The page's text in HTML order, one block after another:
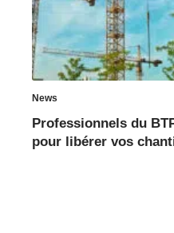
News
Professionnels du
pour libérer vos